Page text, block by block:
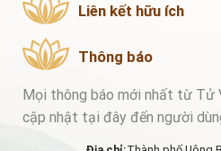
Liên kết hữu ích
Thông báo
Mọi thông báo mới nhất từ Tử
cập nhật tại đây đến người